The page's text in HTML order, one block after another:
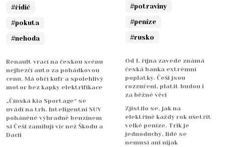
#řidič
#pokuta
#nehoda
Renault vrací na českou scénu
nejhezčí auto za pohádkovou
cenu. Má obří kufr a spolehlivý
motor bez kapky elektrifikace
„Čínská Kia Sportage“ se
uvádí na trh. Inteligentní SUV
poháněné výhradně benzínem
si Češi zamilují víc než Škodu a
Dacii
#potraviny
#peníze
#rusko
Od 1. října zavede známá
česká banka extrémní
poplatky. Češi jsou
rozzuřeni, platit budou i
za běžné věci
Zjistilo se, jak na
elektřině každý rok ušetřit
velké peníze. Trik je
jednoduchý, lidé se
nemusí ani nijak